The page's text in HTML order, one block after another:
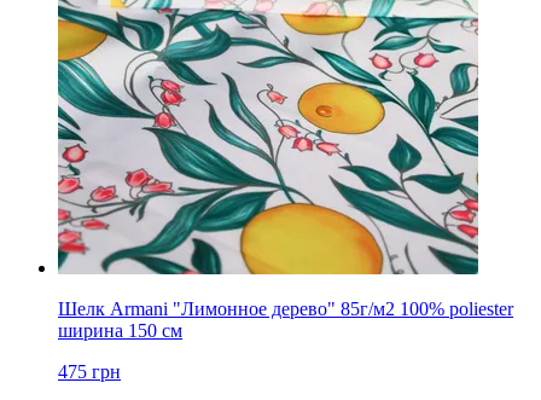
Шелк Armani "Лимонное дерево" 85г/м2 100% poliester
ширина 150 см
475 грн